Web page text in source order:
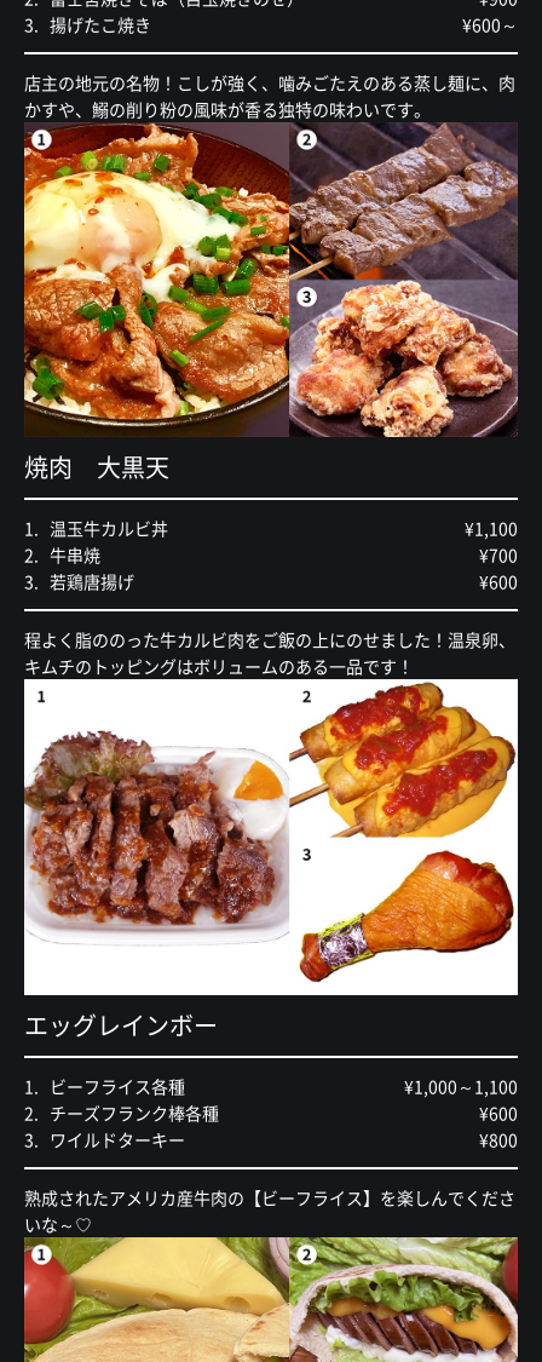
揚げたこ焼き
¥600～
店主の地元の名物！こしが強く、噛みごたえのある蒸し麺に、肉
かすや、鰯の削り粉の風味が香る独特の味わいです。
焼肉 大黒天
温玉牛カルビ丼
¥1,100
牛串焼
¥700
若鶏唐揚げ
¥600
程よく脂ののった牛カルビ肉をご飯の上にのせました！温泉卵、
キムチのトッピングはボリュームのある一品です！
エッグレインボー
ビーフライス各種
¥1,000～1,100
チーズフランク棒各種
¥600
ワイルドターキー
¥800
熟成されたアメリカ産牛肉の【ビーフライス】を楽しんでくださ
いな～♡